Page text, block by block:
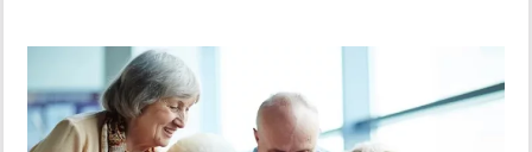
DEPORTES